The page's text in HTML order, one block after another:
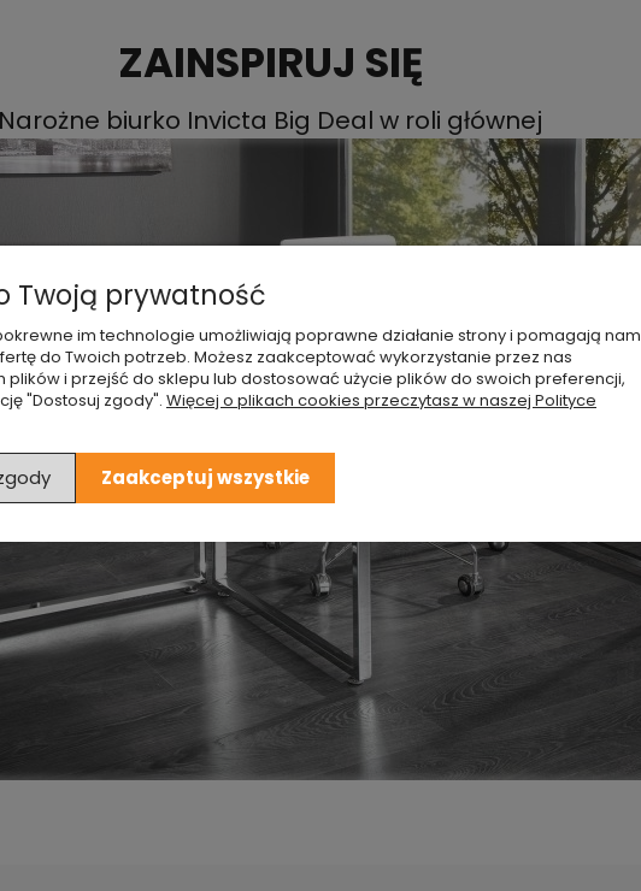
ZAINSPIRUJ SIĘ
Narożne biurko Invicta Big Deal w roli głównej
Twoją prywatność
im technologie umożliwiają poprawne działanie strony i pomagają nam
do Twoich potrzeb. Możesz zaakceptować wykorzystanie przez nas
plików i przejść do sklepu lub dostosować użycie plików do swoich preferencji,
"Dostosuj zgody". Więcej o plikach cookies przeczytasz w naszej Polityce
Zaakceptuj wszystkie